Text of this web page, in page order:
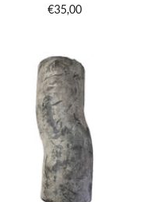
Prezzo
€35,00